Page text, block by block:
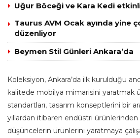
Uğur Böceği ve Kara Kedi
Taurus AVM Ocak ayında yine
düzenliyor
Beymen Stil Günleri Ankara’da
Koleksiyon, Ankara’da ilk kurulduğu
kalitede mobilya mimarisini yaratmak
standartları, tasarım konseptlerini bir
yıllardan itibaren endüstri
düşüncelerin ürünlerini yaratmaya